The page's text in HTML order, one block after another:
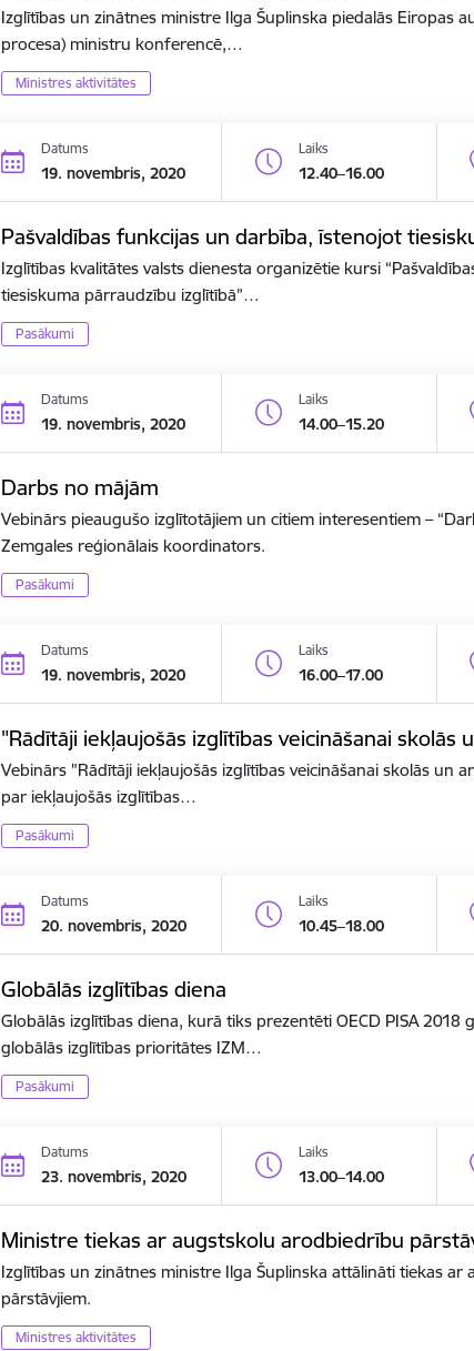
Izglītības un zinātnes ministre Ilga Šuplinska piedalās Eiropas
procesa) ministru konferencē,…
Ministres aktivitātes
Datums
19. novembris, 2020
Laiks
12.40–16.00
Pašvaldības funkcijas un darbība, īstenojot
Izglītības kvalitātes valsts dienesta organizētie kursi
tiesiskuma pārraudzību izglītībā”…
Pasākumi
Datums
19. novembris, 2020
Laiks
14.00–15.20
Darbs no mājām
Vebinārs pieaugušo izglītotājiem un citiem interesentiem –
Zemgales reģionālais koordinators.
Pasākumi
Datums
19. novembris, 2020
Laiks
16.00–17.00
"Rādītāji iekļaujošās izglītības veicināšanai skolās
Vebinārs "Rādītāji iekļaujošās izglītības veicināšanai skolās un
par iekļaujošās izglītības…
Pasākumi
Datums
20. novembris, 2020
Laiks
10.45–18.00
Globālās izglītības diena
Globālās izglītības diena, kurā tiks prezentēti OECD PISA
globālās izglītības prioritātes IZM…
Pasākumi
Datums
23. novembris, 2020
Laiks
13.00–14.00
Ministre tiekas ar augstskolu arodbiedrību
Izglītības un zinātnes ministre Ilga Šuplinska attālināti tiekas
pārstāvjiem.
Ministres aktivitātes